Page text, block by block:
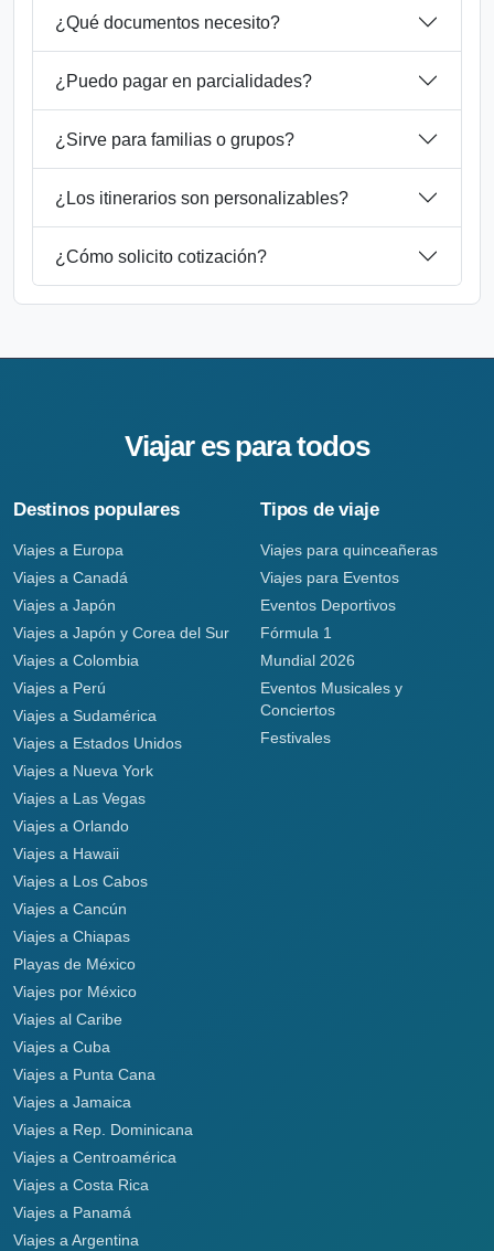
¿Qué documentos necesito?
¿Puedo pagar en parcialidades?
¿Sirve para familias o grupos?
¿Los itinerarios son personalizables?
¿Cómo solicito cotización?
Viajar es para todos
Destinos populares
Viajes a Europa
Viajes a Canadá
Viajes a Japón
Viajes a Japón y Corea del Sur
Viajes a Colombia
Viajes a Perú
Viajes a Sudamérica
Viajes a Estados Unidos
Viajes a Nueva York
Viajes a Las Vegas
Viajes a Orlando
Viajes a Hawaii
Viajes a Los Cabos
Viajes a Cancún
Viajes a Chiapas
Playas de México
Viajes por México
Viajes al Caribe
Viajes a Cuba
Viajes a Punta Cana
Viajes a Jamaica
Viajes a Rep. Dominicana
Viajes a Centroamérica
Viajes a Costa Rica
Viajes a Panamá
Viajes a Argentina
Tipos de viaje
Viajes para quinceañeras
Viajes para Eventos
Eventos Deportivos
Fórmula 1
Mundial 2026
Eventos Musicales y
Conciertos
Festivales